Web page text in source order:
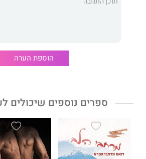
היילו הוא המענה לכל התפילות שלהם. קולו
המראה שלו ומייד הוא לוכד את תשומת ליבו
אחת – היילו הוא סטרייט.
שמונח על כתפיו.
בעוד הלהקה נאלצת להמציא את עצמה
להתנגד למשיכה המחשמלת שמשתוללת
בחזרה לפסגה לא פשוטה, ובכל זאת, מתוך
יותר נולד.
הוספת הערה
ספרים נוספים שיכולים